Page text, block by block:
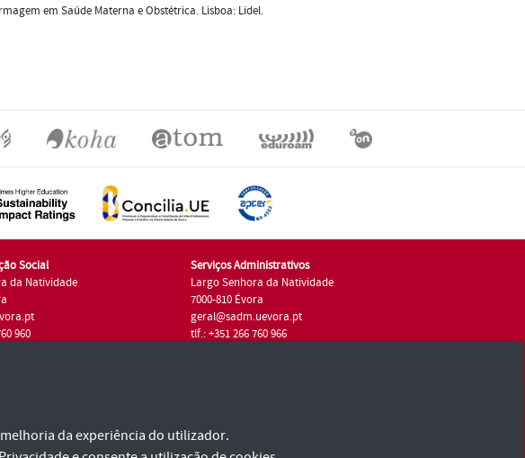
em Saúde Materna e Obstétrica. Lisboa: Lidel.
Social
da Natividade
960
Serviços Administrativos
Largo Senhora da Natividade
7000-810 Évora
geral@sadm.uevora.pt
tlf.: +351 266 760 966
da experiência do utilizador.